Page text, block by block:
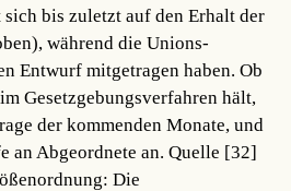
bis zuletzt auf den Erhalt der
während die Unions-
Entwurf mitgetragen haben. Ob
Gesetzgebungsverfahren hält,
der kommenden Monate, und
an Abgeordnete an.Quelle [32]
Die